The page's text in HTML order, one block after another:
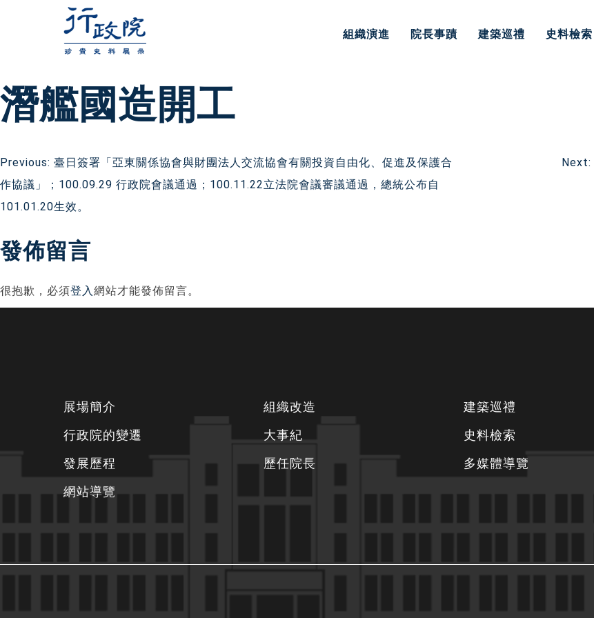
內
容
組織演進 院長事蹟 建築巡禮 史料檢索
潛艦國造開工
文
章
導
覽
Previous: 臺日簽署「亞東關係協會與財團法人交流協會有關投資自由化、促進及保護合
作協議」；100.09.29 行政院會議通過；100.11.22立法院會議審議通過，總統公布自
101.01.20生效。
Next:
發佈留言
很抱歉，必須登入網站才能發佈留言。
展場簡介
行政院的變遷
發展歷程
網站導覽
組織改造
大事紀
歷任院長
建築巡禮
史料檢索
多媒體導覽